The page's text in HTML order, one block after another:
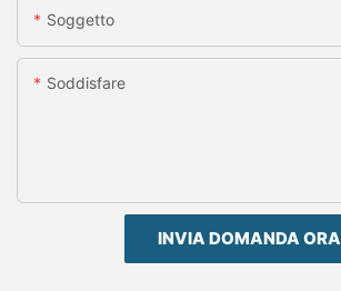
Soggetto
Soddisfare
INVIA DOMANDA ORA